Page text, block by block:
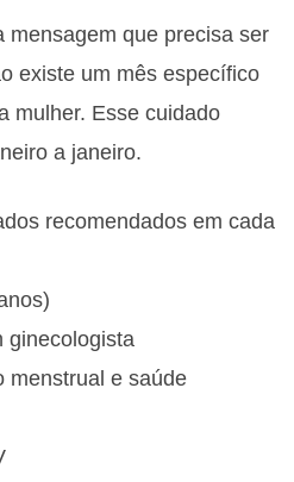
mensagem que precisa ser
existe um mês específico
mulher. Esse cuidado
a janeiro.
recomendados em cada
ginecologista
menstrual e saúde